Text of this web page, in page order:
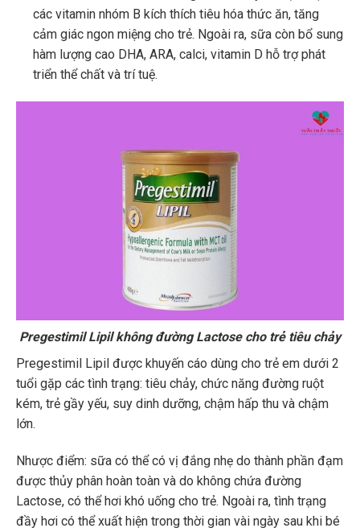
các vitamin nhóm B kích thích tiêu hóa thức ăn, tăng
cảm giác ngon miệng cho trẻ. Ngoài ra, sữa còn bổ sung
hàm lượng cao DHA, ARA, calci, vitamin D hỗ trợ phát
triển thể chất và trí tuệ.
Pregestimil Lipil không đường Lactose cho trẻ tiêu chảy
Pregestimil Lipil được khuyến cáo dùng cho trẻ em dưới 2
tuổi gặp các tình trạng: tiêu chảy, chức năng đường ruột
kém, trẻ gầy yếu, suy dinh dưỡng, chậm hấp thu và chậm
lớn.
Nhược điểm: sữa có thể có vị đắng nhẹ do thành phần đạm
được thủy phân hoàn toàn và do không chứa đường
Lactose, có thể hơi khó uống cho trẻ. Ngoài ra, tình trạng
đầy hơi có thể xuất hiện trong thời gian vài ngày sau khi bé